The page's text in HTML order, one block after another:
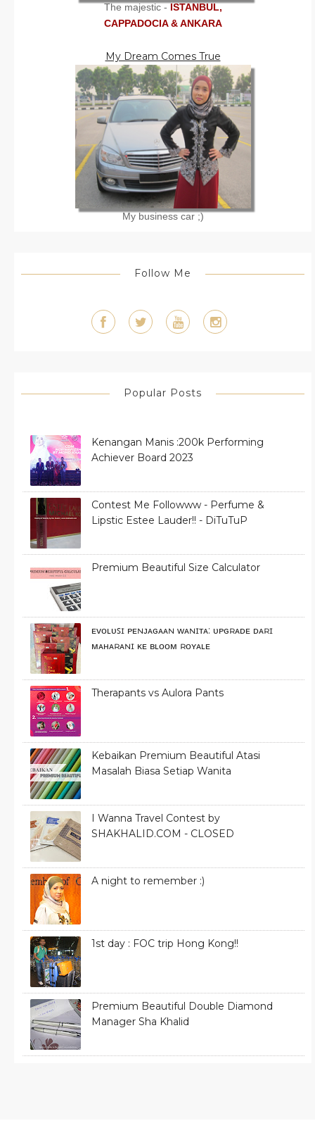
The majestic -ISTANBUL,
CAPPADOCIA & ANKARA
My Dream Comes True
My business car ;)
Follow Me
Popular Posts
Kenangan Manis :200k Performing
Achiever Board 2023
Contest Me Followww - Perfume &
Lipstic Estee Lauder!! - DiTuTuP
Premium Beautiful Size Calculator
ᴇᴠᴏʟᴜꜱɪ ᴘᴇɴᴊᴀɢᴀᴀɴ ᴡᴀɴɪᴛᴀ: ᴜᴘɢʀᴀᴅᴇ ᴅᴀʀɪ
ᴍᴀʜᴀʀᴀɴɪ ᴋᴇ ʙʟᴏᴏᴍ ʀᴏʏᴀʟᴇ
Therapants vs Aulora Pants
Kebaikan Premium Beautiful Atasi
Masalah Biasa Setiap Wanita
I Wanna Travel Contest by
SHAKHALID.COM - CLOSED
A night to remember :)
1st day : FOC trip Hong Kong!!
Premium Beautiful Double Diamond
Manager Sha Khalid